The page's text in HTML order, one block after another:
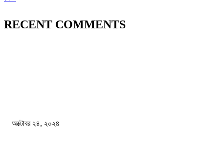
RECENT COMMENTS
অক্টোবর ২৪, ২০২৪